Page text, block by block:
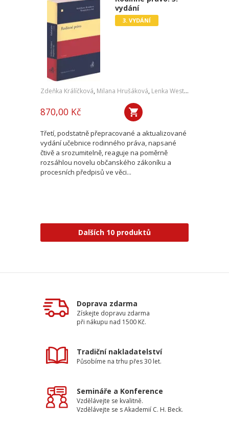
vydání
3. VYDÁNÍ
Zdeňka Králíčková, Milana Hrušáková, Lenka Westphalová
870,00 Kč
Třetí, podstatně přepracované a aktualizované
vydání učebnice rodinného práva, napsané
čtivě a srozumitelně, reaguje na poměrně
rozsáhlou novelu občanského zákoníku a
procesních předpisů ve věci...
Dalších 10 produktů
Doprava zdarma
Získejte dopravu zdarma
při nákupu nad 1500 Kč.
Tradiční nakladatelství
Působíme na trhu přes 30 let.
Semináře a Konference
Vzdělávejte se kvalitně.
Vzdělávejte se s Akademií C. H. Beck.